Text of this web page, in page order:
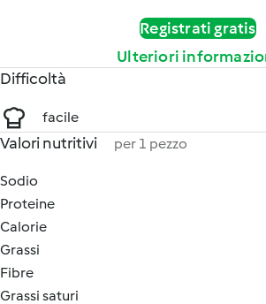
Registrati gratis
Ulteriori
Difficoltà
facile
Valori nutritivi per 1 pezzo
Sodio
Proteine
Calorie
Grassi
Fibre
Grassi saturi